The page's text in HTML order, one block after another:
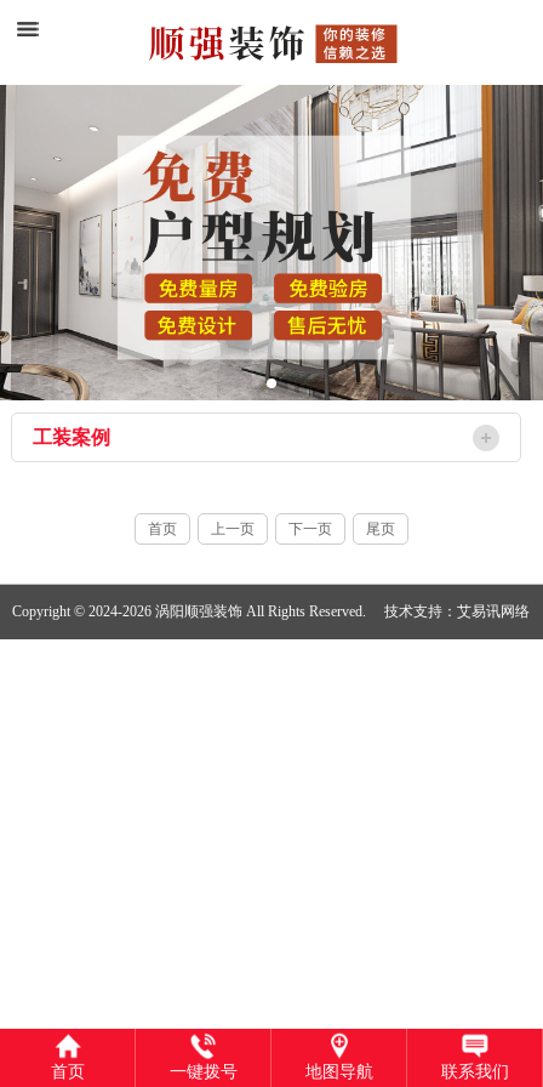
工装案例
首页 上一页 下一页 尾页
Copyright © 2024-2026 涡阳顺强装饰 All Rights Reserved. 技术支持：艾易讯网络
首页 一键拨号 地图导航 联系我们